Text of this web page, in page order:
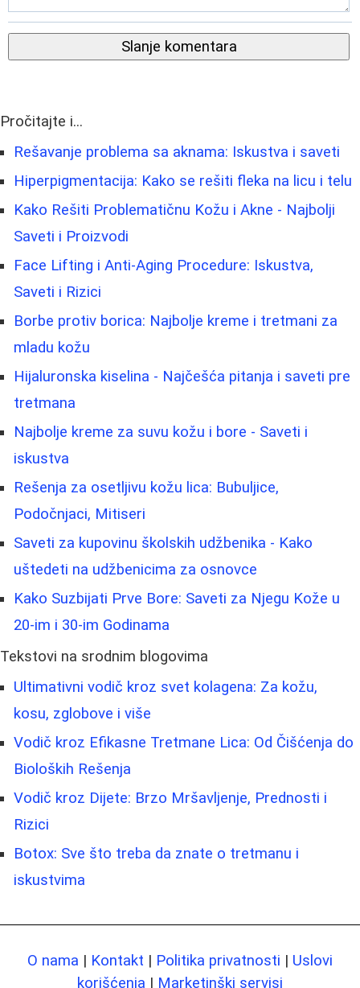
Slanje komentara
Pročitajte i...
Rešavanje problema sa aknama: Iskustva i saveti
Hiperpigmentacija: Kako se rešiti fleka na licu i telu
Kako Rešiti Problematičnu Kožu i Akne - Najbolji
Saveti i Proizvodi
Face Lifting i Anti-Aging Procedure: Iskustva,
Saveti i Rizici
Borbe protiv borica: Najbolje kreme i tretmani za
mladu kožu
Hijaluronska kiselina - Najčešća pitanja i saveti pre
tretmana
Najbolje kreme za suvu kožu i bore - Saveti i
iskustva
Rešenja za osetljivu kožu lica: Bubuljice,
Podočnjaci, Mitiseri
Saveti za kupovinu školskih udžbenika - Kako
uštedeti na udžbenicima za osnovce
Kako Suzbijati Prve Bore: Saveti za Njegu Kože u
20-im i 30-im Godinama
Tekstovi na srodnim blogovima
Ultimativni vodič kroz svet kolagena: Za kožu,
kosu, zglobove i više
Vodič kroz Efikasne Tretmane Lica: Od Čišćenja do
Bioloških Rešenja
Vodič kroz Dijete: Brzo Mršavljenje, Prednosti i
Rizici
Botox: Sve što treba da znate o tretmanu i
iskustvima
O nama | Kontakt | Politika privatnosti | Uslovi
korišćenja | Marketinški servisi